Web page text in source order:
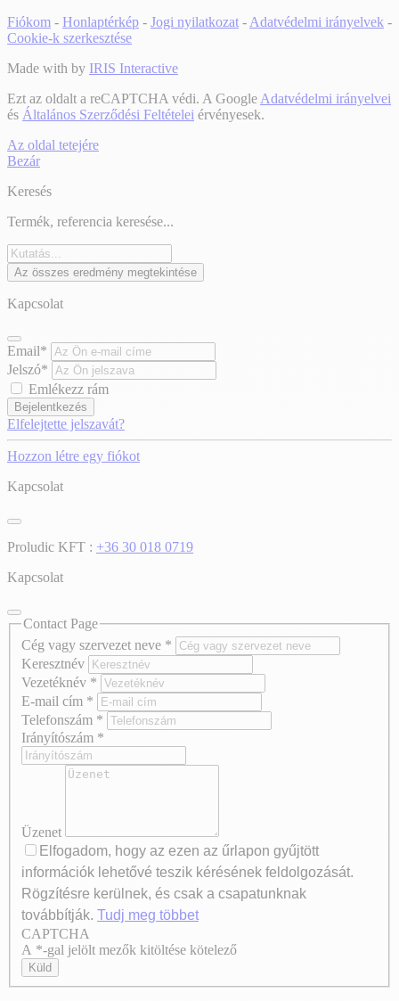
Fiókom - Honlaptérkép - Jogi nyilatkozat - Adatvédelmi irányelvek -
Cookie-k szerkesztése
Made with by IRIS Interactive
Ezt az oldalt a reCAPTCHA védi. A Google Adatvédelmi irányelvei
és Általános Szerződési Feltételei érvényesek.
Az oldal tetejére
Bezár
Keresés
Termék, referencia keresése...
Az összes eredmény megtekintése
Kapcsolat
Email*
Jelszó*
Emlékezz rám
Bejelentkezés
Elfelejtette jelszavát?
Hozzon létre egy fiókot
Kapcsolat
Proludic KFT : +36 30 018 0719
Kapcsolat
Contact Page
Cég vagy szervezet neve *
Keresztnév
Vezetéknév *
E-mail cím *
Telefonszám *
Irányítószám *
Üzenet
Elfogadom, hogy az ezen az űrlapon gyűjtött
információk lehetővé teszik kérésének feldolgozását.
Rögzítésre kerülnek, és csak a csapatunknak
továbbítják. Tudj meg többet
Axeptio consent
CAPTCHA
A *-gal jelölt mezők kitöltése kötelező
Küld